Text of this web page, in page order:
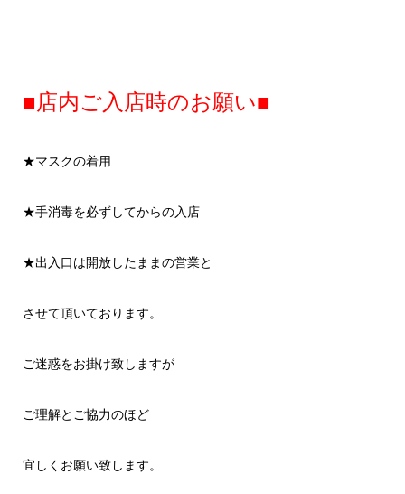
■店内ご入店時のお願い■
★マスクの着用
★手消毒を必ずしてからの入店
★出入口は開放したままの営業と
させて頂いております。
ご迷惑をお掛け致しますが
ご理解とご協力のほど
宜しくお願い致します。